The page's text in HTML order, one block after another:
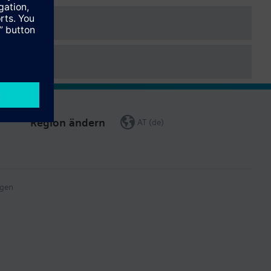
Die Erweiterungsmodule werden mit dem Regler über
Region ändern AT (de)